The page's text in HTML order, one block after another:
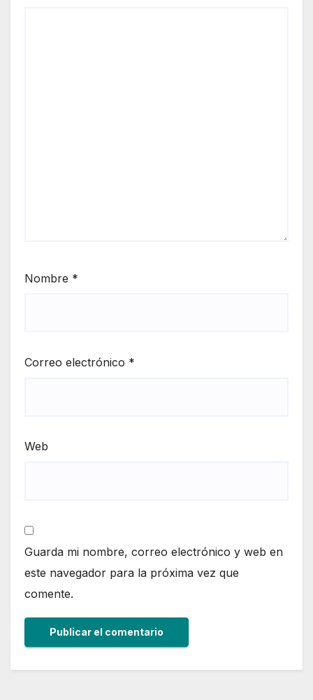
Nombre *
Correo electrónico *
Web
Guarda mi nombre, correo electrónico y web en
este navegador para la próxima vez que
comente.